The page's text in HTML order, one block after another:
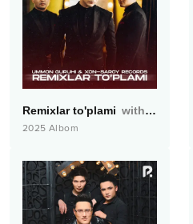
Remixlar to'plami with Xon-Saroy Records
2025 Albom